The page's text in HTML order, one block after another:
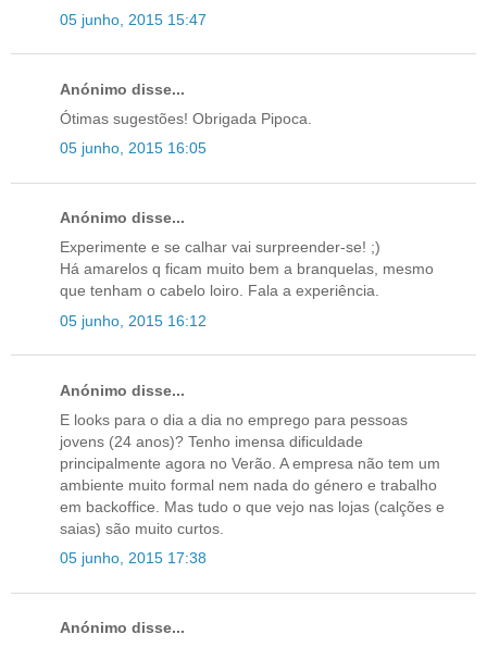
05 junho, 2015 15:47
Anónimo disse...
Ótimas sugestões! Obrigada Pipoca.
05 junho, 2015 16:05
Anónimo disse...
Experimente e se calhar vai surpreender-se! ;)
Há amarelos q ficam muito bem a branquelas, mesmo
que tenham o cabelo loiro. Fala a experiência.
05 junho, 2015 16:12
Anónimo disse...
E looks para o dia a dia no emprego para pessoas
jovens (24 anos)? Tenho imensa dificuldade
principalmente agora no Verão. A empresa não tem um
ambiente muito formal nem nada do género e trabalho
em backoffice. Mas tudo o que vejo nas lojas (calções e
saias) são muito curtos.
05 junho, 2015 17:38
Anónimo disse...